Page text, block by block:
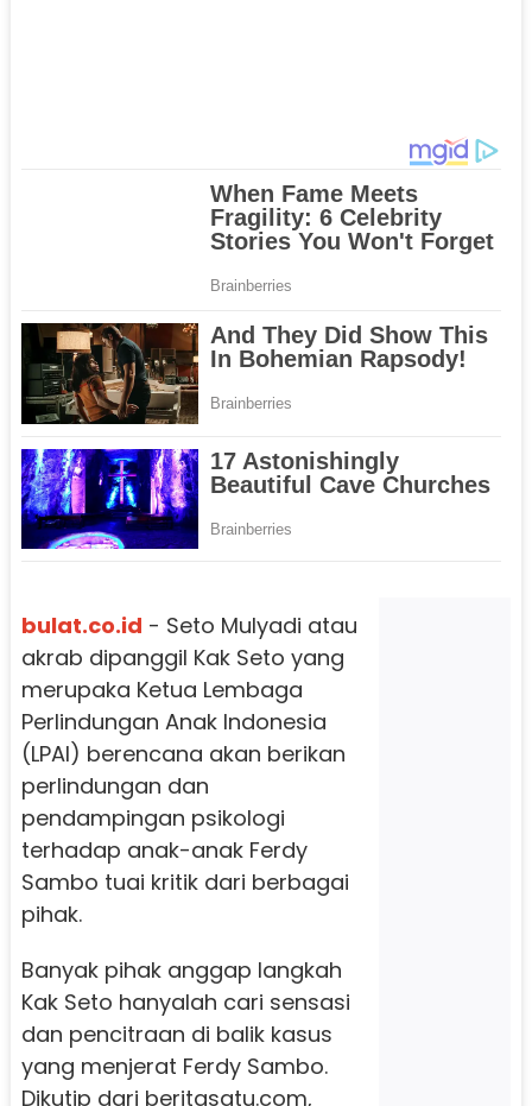
bulat.co.id - Seto Mulyadi atau
akrab dipanggil Kak Seto yang
merupaka Ketua Lembaga
Perlindungan Anak Indonesia
(LPAI) berencana akan berikan
perlindungan dan
pendampingan psikologi
terhadap anak-anak Ferdy
Sambo tuai kritik dari berbagai
pihak.
Banyak pihak anggap langkah
Kak Seto hanyalah cari sensasi
dan pencitraan di balik kasus
yang menjerat Ferdy Sambo.
Dikutip dari beritasatu.com,